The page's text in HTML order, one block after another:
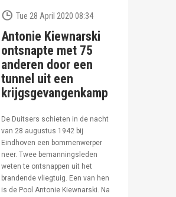
Tue 28 April 2020 08:34
Antonie Kiewnarski
ontsnapte met 75
anderen door een
tunnel uit een
krijgsgevangenkamp
De Duitsers schieten in de nacht
van 28 augustus 1942 bij
Eindhoven een bommenwerper
neer. Twee bemanningsleden
weten te ontsnappen uit het
brandende vliegtuig. Een van hen
is de Pool Antonie Kiewnarski. Na